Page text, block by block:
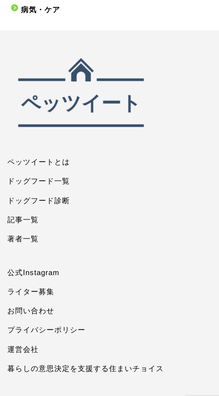
病気・ケア
ペッツイートとは
ドッグフード一覧
ドッグフード診断
記事一覧
著者一覧
公式Instagram
ライター募集
お問い合わせ
プライバシーポリシー
運営会社
暮らしの意思決定を支援する住まいチョイス